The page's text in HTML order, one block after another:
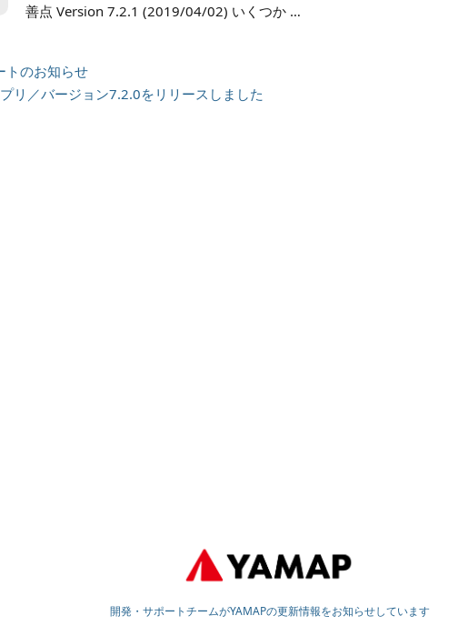
善点 Version 7.2.1 (2019/04/02) いくつか …
トのお知らせ
リ／バージョン7.2.0をリリースしました
開発・サポートチームがYAMAPの更新情報をお知らせしています